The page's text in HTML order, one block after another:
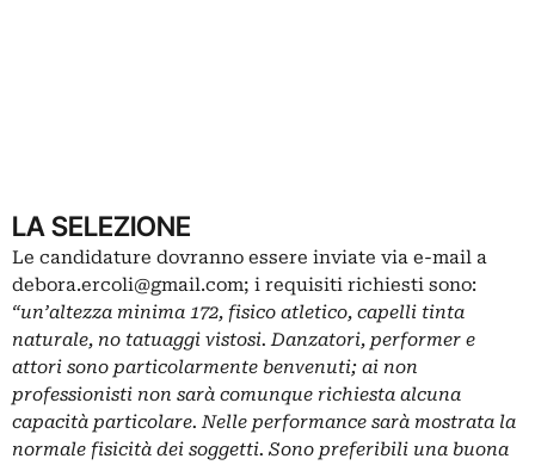
LA SELEZIONE
Le candidature dovranno essere inviate via e-mail a
debora.ercoli@gmail.com; i requisiti richiesti sono:
“un’altezza minima 172, fisico atletico, capelli tinta
naturale, no tatuaggi vistosi. Danzatori, performer e
attori sono particolarmente benvenuti; ai non
professionisti non sarà comunque richiesta alcuna
capacità particolare. Nelle performance sarà mostrata la
normale fisicità dei soggetti. Sono preferibili una buona